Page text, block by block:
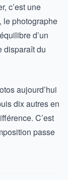
c’est une
le photographe
d’un
disparaît du
aujourd’hui
dix autres en
C’est
passe